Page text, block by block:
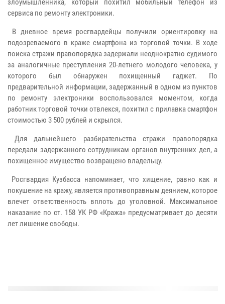
злоумышленника, который похитил мобильный телефон из
сервиса по ремонту электроники.
В дневное время росгвардейцы получили ориентировку на
подозреваемого в краже смартфона из торговой точки. В ходе
поиска стражи правопорядка задержали неоднократно судимого
за аналогичные преступления 20-летнего молодого человека, у
которого был обнаружен похищенный гаджет. По
предварительной информации, задержанный в одном из пунктов
по ремонту электроники воспользовался моментом, когда
работник торговой точки отвлекся, похитил с прилавка смартфон
стоимостью 3 500 рублей и скрылся.
Для дальнейшего разбирательства стражи правопорядка
передали задержанного сотрудникам органов внутренних дел, а
похищенное имущество возвращено владельцу.
Росгвардия Кузбасса напоминает, что хищение, равно как и
покушение на кражу, является противоправным деянием, которое
влечет ответственность вплоть до уголовной. Максимальное
наказание по ст. 158 УК РФ «Кража» предусматривает до десяти
лет лишение свободы.